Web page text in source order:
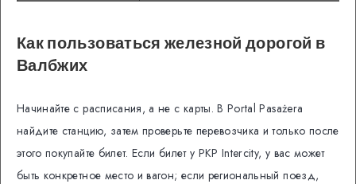
Как пользоваться железной дорогой в
Валбжих
Начинайте с расписания, а не с карты. В Portal Pasażera
найдите станцию, затем проверьте перевозчика и только после
этого покупайте билет. Если билет у PKP Intercity, у вас может
быть конкретное место и вагон; если региональный поезд,